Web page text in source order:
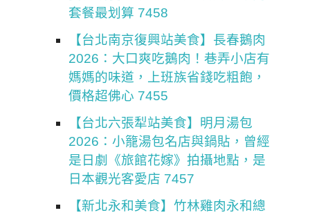
套餐最划算 7458
【台北南京復興站美食】長春鵝肉
2026：大口爽吃鵝肉！巷弄小店有
媽媽的味道，上班族省錢吃粗飽，
價格超佛心 7455
【台北六張犁站美食】明月湯包
2026：小籠湯包名店與鍋貼，曾經
是日劇《旅館花嫁》拍攝地點，是
日本觀光客愛店 7457
【新北永和美食】竹林雞肉永和總